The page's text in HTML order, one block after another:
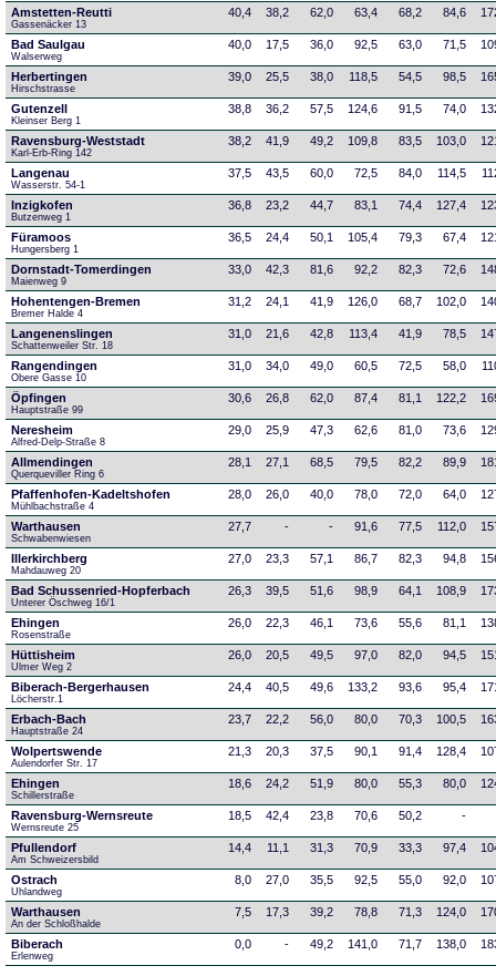
Amstetten-Reutti
Gassenäcker 13
40,4 38,2 62,0 63,4 68,2 84,6
Bad Saulgau
Walserweg
40,0 17,5 36,0 92,5 63,0 71,5
Herbertingen
Hirschstrasse
39,0 25,5 38,0 118,5 54,5 98,5
Gutenzell
Kleinser Berg 1
38,8 36,2 57,5 124,6 91,5 74,0
Ravensburg-Weststadt
Karl-Erb-Ring 142
38,2 41,9 49,2 109,8 83,5 103,0
Langenau
Wasserstr. 54-1
37,5 43,5 60,0 72,5 84,0 114,5
Inzigkofen
Butzenweg 1
36,8 23,2 44,7 83,1 74,4 127,4
Füramoos
Hungersberg 1
36,5 24,4 50,1 105,4 79,3 67,4
Dornstadt-Tomerdingen
Maienweg 9
33,0 42,3 81,6 92,2 82,3 72,6
Hohentengen-Bremen
Bremer Halde 4
31,2 24,1 41,9 126,0 68,7 102,0
Langenenslingen
Schattenweiler Str. 18
31,0 21,6 42,8 113,4 41,9 78,5
Rangendingen
Obere Gasse 10
31,0 34,0 49,0 60,5 72,5 58,0
Öpfingen
Hauptstraße 99
30,6 26,8 62,0 87,4 81,1 122,2
Neresheim
Alfred-Delp-Straße 8
29,0 25,9 47,3 62,6 81,0 73,6
Allmendingen
Querqueviller Ring 6
28,1 27,1 68,5 79,5 82,2 89,9
Pfaffenhofen-Kadeltshofen
Mühlbachstraße 4
28,0 26,0 40,0 78,0 72,0 64,0
Warthausen
Schwabenwiesen
27,7 - - 91,6 77,5 112,0
Illerkirchberg
Mahdauweg 20
27,0 23,3 57,1 86,7 82,3 94,8
Bad Schussenried-Hopferbach
Unterer Öschweg 16/1
26,3 39,5 51,6 98,9 64,1 108,9
Ehingen
Rosenstraße
26,0 22,3 46,1 73,6 55,6 81,1
Hüttisheim
Ulmer Weg 2
26,0 20,5 49,5 97,0 82,0 94,5
Biberach-Bergerhausen
Löcherstr.1
24,4 40,5 49,6 133,2 93,6 95,4
Erbach-Bach
Hauptstraße 24
23,7 22,2 56,0 80,0 70,3 100,5
Wolpertswende
Aulendorfer Str. 17
21,3 20,3 37,5 90,1 91,4 128,4
Ehingen
Schillerstraße
18,6 24,2 51,9 80,0 55,3 80,0
Ravensburg-Wernsreute
Wernsreute 25
18,5 42,4 23,8 70,6 50,2 -
Pfullendorf
Am Schweizersbild
14,4 11,1 31,3 70,9 33,3 97,4
Ostrach
Uhlandweg
8,0 27,0 35,5 92,5 55,0 92,0
Warthausen
An der Schloßhalde
7,5 17,3 39,2 78,8 71,3 124,0
Biberach
Erlenweg
0,0 - 49,2 141,0 71,7 138,0